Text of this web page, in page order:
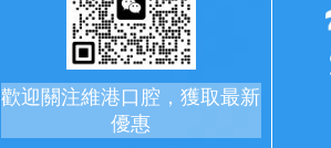
歡迎關注維港口腔，獲取最新
優惠